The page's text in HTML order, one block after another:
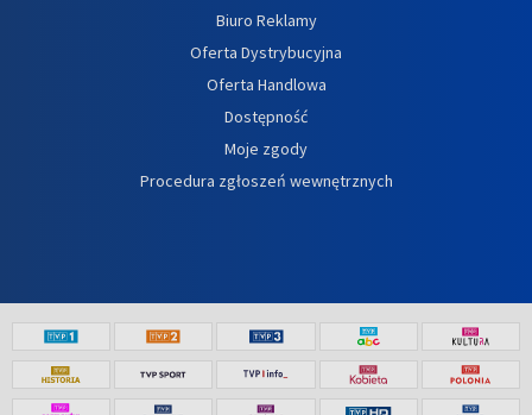
Biuro Reklamy
Oferta Dystrybucyjna
Oferta Handlowa
Dostępność
Moje zgody
Procedura zgłoszeń wewnętrznych